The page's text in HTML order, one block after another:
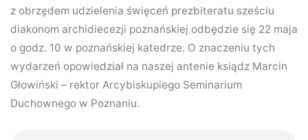
z obrzędem udzielenia święceń prezbiteratu sześciu
diakonom archidiecezji poznańskiej odbędzie się 22 maja
o godz. 10 w poznańskiej katedrze. O znaczeniu tych
wydarzeń opowiedział na naszej antenie ksiądz Marcin
Głowiński – rektor Arcybiskupiego Seminarium
Duchownego w Poznaniu.